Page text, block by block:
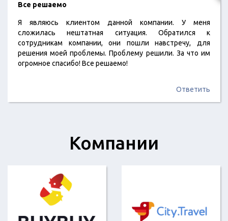
Все решаемо
Я являюсь клиентом данной компании. У меня
сложилась нештатная ситуация. Обратился к
сотрудникам компании, они пошли навстречу, для
решения моей проблемы. Проблему решили. За что им
огромное спасибо! Все решаемо!
Ответить
Компании